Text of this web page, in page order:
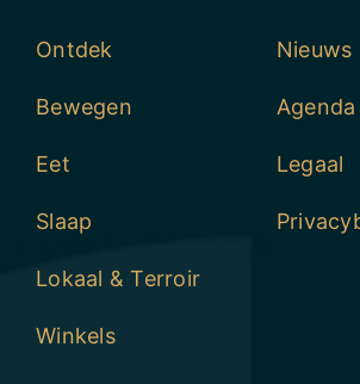
Ontdek
Bewegen
Eet
Slaap
Lokaal & Terroir
Winkels
Nieuws
Agenda
Legaal